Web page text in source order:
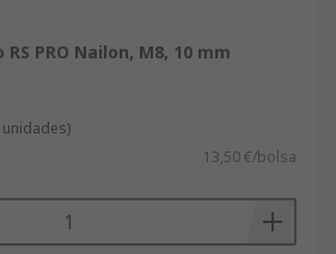
PRO Nailon, M8, 10 mm
13,50 €/bolsa